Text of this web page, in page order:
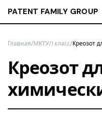
PATENT FAMILY GROUP
Главная/МКТУ/1 класс/Креозот
Креозот